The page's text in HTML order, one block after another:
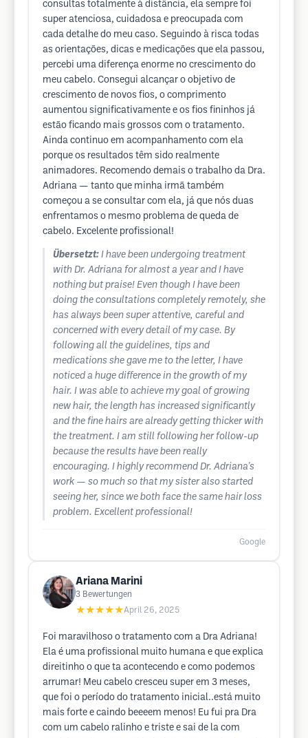
consultas totalmente à distância, ela sempre foi
super atenciosa, cuidadosa e preocupada com
cada detalhe do meu caso. Seguindo à risca todas
as orientações, dicas e medicações que ela passou,
percebi uma diferença enorme no crescimento do
meu cabelo. Consegui alcançar o objetivo de
crescimento de novos fios, o comprimento
aumentou significativamente e os fios fininhos já
estão ficando mais grossos com o tratamento.
Ainda continuo em acompanhamento com ela
porque os resultados têm sido realmente
animadores. Recomendo demais o trabalho da Dra.
Adriana — tanto que minha irmã também
começou a se consultar com ela, já que nós duas
enfrentamos o mesmo problema de queda de
cabelo. Excelente profissional!
Übersetzt: I have been undergoing treatment
with Dr. Adriana for almost a year and I have
nothing but praise! Even though I have been
doing the consultations completely remotely, she
has always been super attentive, careful and
concerned with every detail of my case. By
following all the guidelines, tips and
medications she gave me to the letter, I have
noticed a huge difference in the growth of my
hair. I was able to achieve my goal of growing
new hair, the length has increased significantly
and the fine hairs are already getting thicker with
the treatment. I am still following her follow-up
because the results have been really
encouraging. I highly recommend Dr. Adriana's
work — so much so that my sister also started
seeing her, since we both face the same hair loss
problem. Excellent professional!
Google
Ariana Marini
3 Bewertungen
★★★★★April 26, 2025
Foi maravilhoso o tratamento com a Dra Adriana!
Ela é uma profissional muito humana e que explica
direitinho o que ta acontecendo e como podemos
arrumar! Meu cabelo cresceu super em 3 meses,
que foi o período do tratamento inicial..está muito
mais forte e caindo beeeem menos! Eu fui pra Dra
com um cabelo ralinho e triste e sai de la com